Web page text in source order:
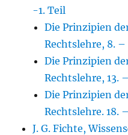
-1. Teil
Die Prinzipien
Rechtslehre, 8.
Die Prinzipien
Rechtslehre, 13.
Die Prinzipien
Rechtslehre. 18.
J. G. Fichte,